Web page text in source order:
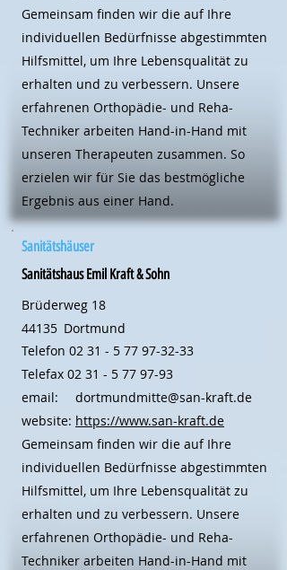
Gemeinsam finden wir die auf Ihre
individuellen Bedürfnisse abgestimmten
Hilfsmittel, um Ihre Lebensqualität zu
erhalten und zu verbessern. Unsere
erfahrenen Orthopädie- und Reha-
Techniker arbeiten Hand-in-Hand mit
unseren Therapeuten zusammen. So
erzielen wir für Sie das bestmögliche
Ergebnis aus einer Hand.
Sanitätshäuser
Sanitätshaus Emil Kraft & Sohn
Brüderweg 18
44135 Dortmund
Telefon 02 31 - 5 77 97-32-33
Telefax 02 31 - 5 77 97-93
email:
website:
dortmundmitte@san-kraft.de
https://www.san-kraft.de
Gemeinsam finden wir die auf Ihre
individuellen Bedürfnisse abgestimmten
Hilfsmittel, um Ihre Lebensqualität zu
erhalten und zu verbessern. Unsere
erfahrenen Orthopädie- und Reha-
Techniker arbeiten Hand-in-Hand mit